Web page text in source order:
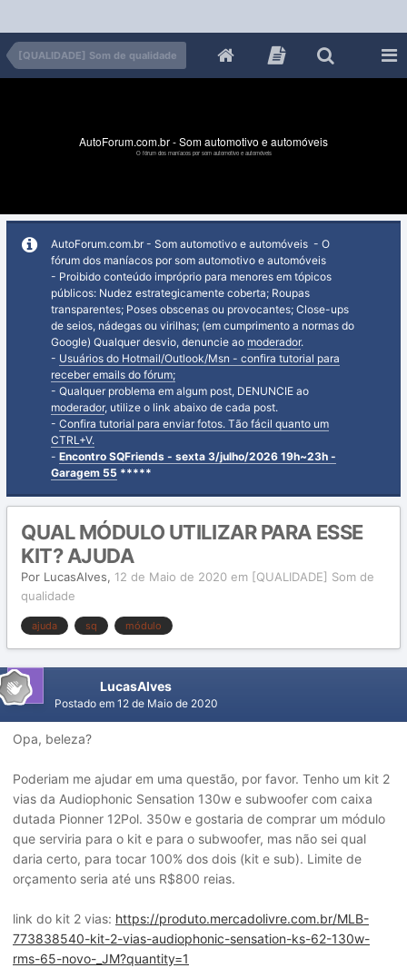
[QUALIDADE] Som de qualidade
AutoForum.com.br - Som automotivo e automóveis
O fórum dos maníacos por som automotivo e automóveis
AutoForum.com.br - Som automotivo e automóveis - O
fórum dos maníacos por som automotivo e automóveis
- Proibido conteúdo impróprio para menores em tópicos
públicos: Nudez estrategicamente coberta; Roupas
transparentes; Poses obscenas ou provocantes; Close-ups
de seios, nádegas ou virilhas; (em cumprimento a normas do
Google) Qualquer desvio, denuncie ao moderador.
- Usuários do Hotmail/Outlook/Msn - confira tutorial para
receber emails do fórum;
- Qualquer problema em algum post, DENUNCIE ao
moderador, utilize o link abaixo de cada post.
- Confira tutorial para enviar fotos. Tão fácil quanto um
CTRL+V.
- Encontro SQFriends - sexta 3/julho/2026 19h~23h -
Garagem 55 *****
QUAL MÓDULO UTILIZAR PARA ESSE
KIT? AJUDA
Por LucasAlves, 12 de Maio de 2020 em [QUALIDADE] Som de
qualidade
ajuda sq módulo
LucasAlves
Postado em 12 de Maio de 2020
Opa, beleza?
Poderiam me ajudar em uma questão, por favor. Tenho um kit 2
vias da Audiophonic Sensation 130w e subwoofer com caixa
dutada Pionner 12Pol. 350w e gostaria de comprar um módulo
que serviria para o kit e para o subwoofer, mas não sei qual
daria certo, para tocar 100% dos dois (kit e sub). Limite de
orçamento seria até uns R$800 reias.
link do kit 2 vias: https://produto.mercadolivre.com.br/MLB-
773838540-kit-2-vias-audiophonic-sensation-ks-62-130w-
rms-65-novo-_JM?quantity=1